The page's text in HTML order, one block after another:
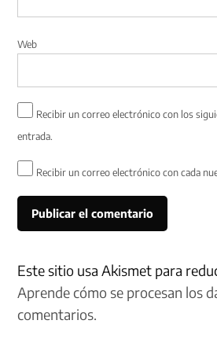
Web
Recibir un correo electrónico con los
entrada.
Recibir un correo electrónico con cada
Este sitio usa Akismet para
Aprende cómo se procesan los
comentarios.